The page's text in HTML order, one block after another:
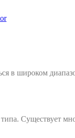
в широком
Существует